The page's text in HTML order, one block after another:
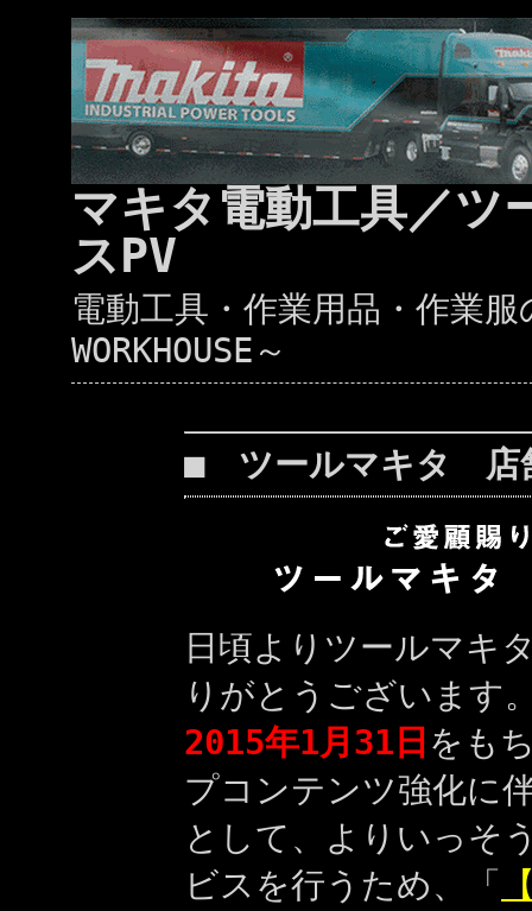
マキタ電動工具／
スPV
電動工具・作業用品・作
WORKHOUSE～
■ ツールマキタ 店
日頃よりツールマキ
りがとうございます
2015年1月31日 をも
プコンテンツ強化に
として、よりいっそ
ビスを行うため、「